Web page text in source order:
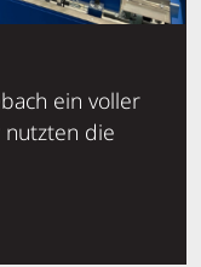
ein voller
nutzten die